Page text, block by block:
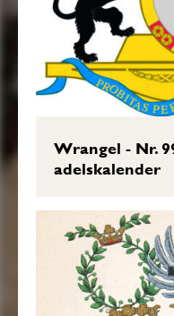
Transkription:
2017-10-25.
Wrangel - Nr.
adelskalender